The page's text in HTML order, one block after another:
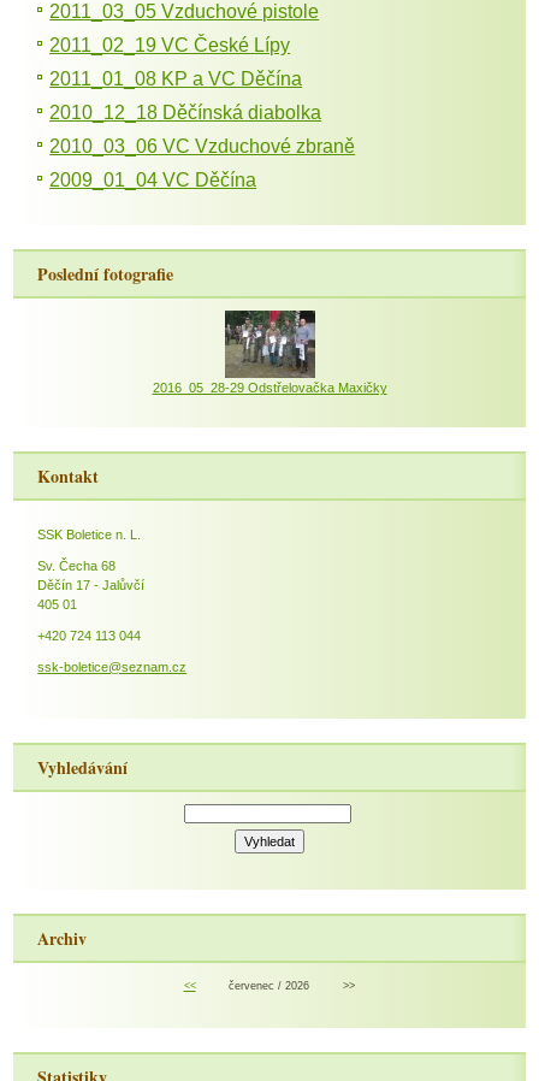
2011_03_05 Vzduchové pistole
2011_02_19 VC České Lípy
2011_01_08 KP a VC Děčína
2010_12_18 Děčínská diabolka
2010_03_06 VC Vzduchové zbraně
2009_01_04 VC Děčína
Poslední fotografie
2016_05_28-29 Odstřelovačka Maxičky
Kontakt
SSK Boletice n. L.
Sv. Čecha 68
Děčín 17 - Jalůvčí
405 01
+420 724 113 044
ssk-boletice@seznam.cz
Vyhledávání
Archiv
<< červenec / 2026 >>